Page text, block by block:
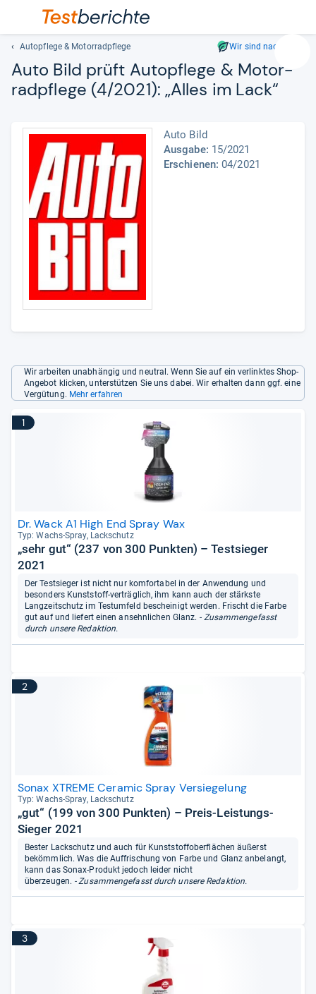
Geben
Sie
Autopflege & Motorradpflege Wir sind nachhaltig
Auto Bild prüft Autopflege & Motor­
rad­pflege (4/2021): „Alles im Lack“
Auto Bild
Ausgabe: 15/2021
Erschienen: 04/2021
Wir arbeiten unabhängig und neutral. Wenn Sie auf ein verlinktes Shop-
Angebot klicken, unterstützen Sie uns dabei. Wir erhalten dann ggf. eine
Vergütung. Mehr erfahren
1
Dr. Wack A1 High End Spray Wax
Typ: Wachs-​Spray, Lack­schutz
„sehr gut“ (237 von 300 Punkten) – Testsieger
2021
Der Testsieger ist nicht nur komfortabel in der Anwendung und
besonders Kunststoff-verträglich, ihm kann auch der stärkste
Langzeitschutz im Testumfeld bescheinigt werden. Frischt die Farbe
gut auf und liefert einen ansehnlichen Glanz. - Zusammengefasst
durch unsere Redaktion.
2
Sonax XTREME Ceramic Spray Versiegelung
Typ: Wachs-​Spray, Lack­schutz
„gut“ (199 von 300 Punkten) – Preis-Leistungs-
Sieger 2021
Bester Lackschutz und auch für Kunststoffoberflächen äußerst
bekömmlich. Was die Auffrischung von Farbe und Glanz anbelangt,
kann das Sonax-Produkt jedoch leider nicht
überzeugen. - Zusammengefasst durch unsere Redaktion.
3